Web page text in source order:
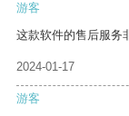
游客
这款软件的售后服务
2024-01-17
游客